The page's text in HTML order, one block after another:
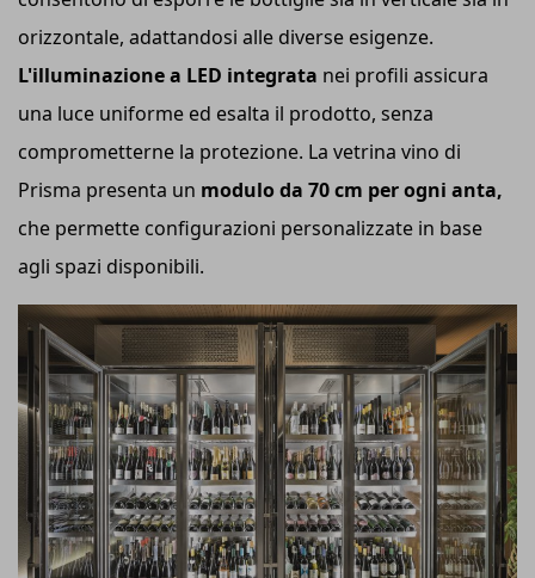
orizzontale, adattandosi alle diverse esigenze.
L'illuminazione a LED integrata nei profili assicura
una luce uniforme ed esalta il prodotto, senza
comprometterne la protezione. La vetrina vino di
Prisma presenta un modulo da 70 cm per ogni anta,
che permette configurazioni personalizzate in base
agli spazi disponibili.